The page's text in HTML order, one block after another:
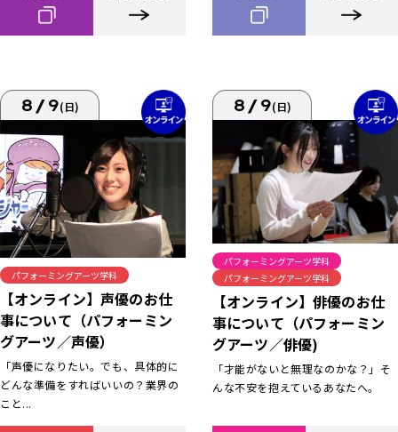
8/9(日)
パフォーミングアーツ学科
【オンライン】声優のお仕
事について（パフォーミン
グアーツ／声優）
「声優になりたい。でも、具体的に
どんな準備をすればいいの？業界の
こと...
8/9(日)
パフォーミングアーツ学科
パフォーミングアーツ学科
【オンライン】俳優のお仕
事について（パフォーミン
グアーツ／俳優)
「才能がないと無理なのかな？」そ
んな不安を抱えているあなたへ。